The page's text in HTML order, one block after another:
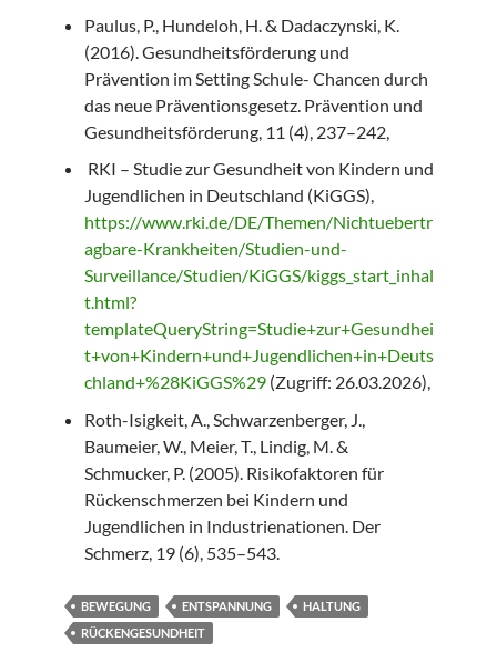
Paulus, P., Hundeloh, H. & Dadaczynski, K.
(2016). Gesundheitsförderung und
Prävention im Setting Schule- Chancen durch
das neue Präventionsgesetz. Prävention und
Gesundheitsförderung, 11 (4), 237–242,
RKI – Studie zur Gesundheit von Kindern und
Jugendlichen in Deutschland (KiGGS),
https://www.rki.de/DE/Themen/Nichtuebertr
agbare-Krankheiten/Studien-und-
Surveillance/Studien/KiGGS/kiggs_start_inhal
t.html?
templateQueryString=Studie+zur+Gesundhei
t+von+Kindern+und+Jugendlichen+in+Deuts
chland+%28KiGGS%29 (Zugriff: 26.03.2026),
Roth-Isigkeit, A., Schwarzenberger, J.,
Baumeier, W., Meier, T., Lindig, M. &
Schmucker, P. (2005). Risikofaktoren für
Rückenschmerzen bei Kindern und
Jugendlichen in Industrienationen. Der
Schmerz, 19 (6), 535–543.
BEWEGUNG ENTSPANNUNG
HALTUNG
RÜCKENGESUNDHEIT